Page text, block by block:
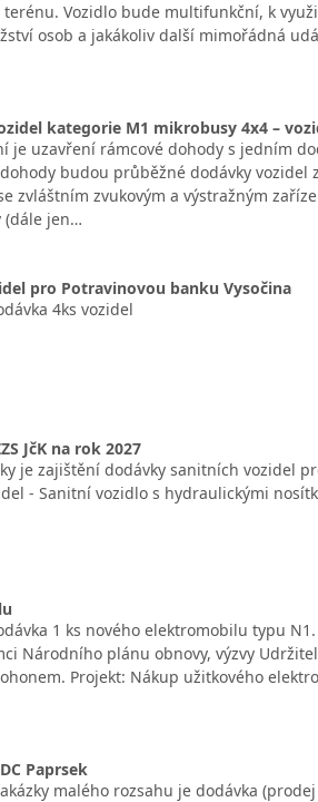
Vozidlo bude multifunkční, k
osob a jakákoliv další mimořádná
kategorie M1 mikrobusy 4x4 –
je uzavření rámcové dohody s jedním
budou průběžné dodávky vozidel
zvláštním zvukovým a výstražným
(dále jen…
pro Potravinovou banku Vysočina
4ks vozidel
JčK na rok 2027
je zajištění dodávky sanitních vozidel
- Sanitní vozidlo s hydraulickými
1 ks nového elektromobilu typu
Národního plánu obnovy, výzvy
Projekt: Nákup užitkového
Paprsek
malého rozsahu je dodávka